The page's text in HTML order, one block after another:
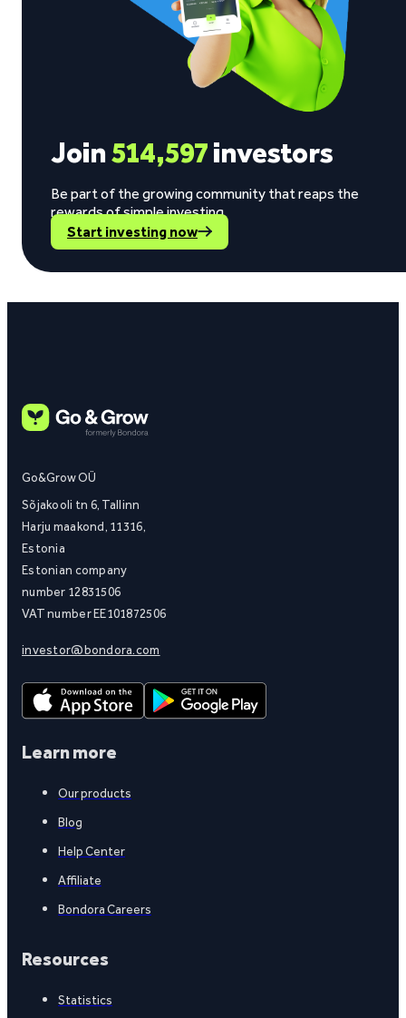
Join514,597investors
Be part of the growing community that reaps the
rewards of simple investing.
Start investing now
Go&Grow OÜ
Sõjakooli tn 6, Tallinn
Harju maakond, 11316,
Estonia
Estonian company
number 12831506
VAT number EE101872506
investor@bondora.com
Learn more
Our products
Blog
Help Center
Affiliate
Bondora Careers
Resources
Statistics